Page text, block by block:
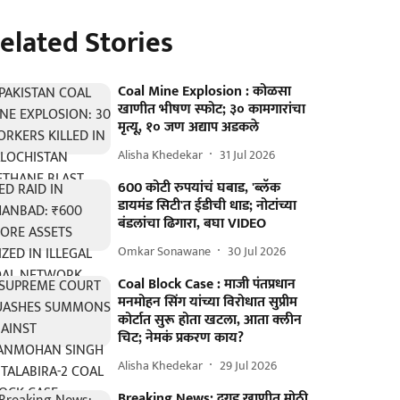
Stories
Coal Mine Explosion : कोळसा
खाणीत भीषण स्फोट; ३० कामगारांचा
मृत्यू, १० जण अद्याप अडकले
Alisha Khedekar 31 Jul 2026
600 कोटी रुपयांचं घबाड, 'ब्लॅक
डायमंड सिटी'त ईडीची धाड; नोटांच्या
बंडलांचा ढिगारा, बघा VIDEO
Omkar Sonawane 30 Jul 2026
Coal Block Case : माजी पंतप्रधान
मनमोहन सिंग यांच्या विरोधात सुप्रीम
कोर्टात सुरू होता खटला, आता क्लीन
चिट; नेमकं प्रकरण काय?
Alisha Khedekar 29 Jul 2026